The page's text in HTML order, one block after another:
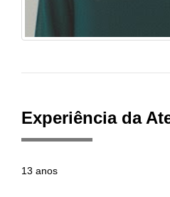
Experiência da
13 anos